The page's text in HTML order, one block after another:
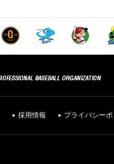
採用情報 プライバシー